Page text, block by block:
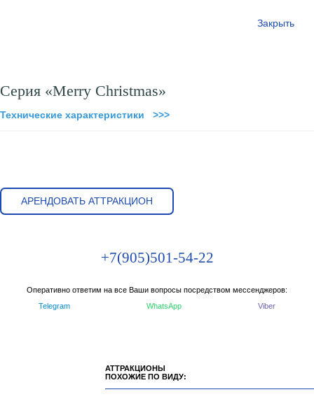
Закрыть
Серия «Merry Christmas»
Технические характеристики >>>
АРЕНДОВАТЬ АТТРАКЦИОН
+7(905)501-54-22
Оперативно ответим на все Ваши вопросы посредством мессенджеров:
Telegram
WhatsApp Viber
АТТРАКЦИОНЫ
ПОХОЖИЕ ПО ВИДУ: